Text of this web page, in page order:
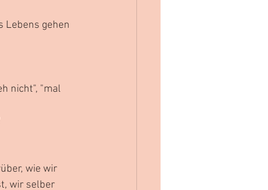
Lebens gehen
nicht", "mal
wie wir
wir selber